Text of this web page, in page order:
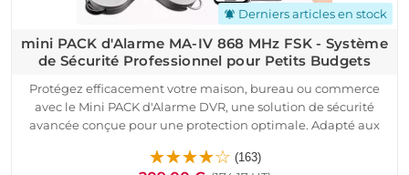
notifications_active Derniers articles en stock
mini PACK d'Alarme MA-IV 868 MHz FSK - Système
de Sécurité Professionnel pour Petits Budgets
Protégez efficacement votre maison, bureau ou commerce
avec le Mini PACK d'Alarme DVR, une solution de sécurité
avancée conçue pour une protection optimale. Adapté aux
industriels, ce pack allie technologie sans fil et filaire pour une
(163)